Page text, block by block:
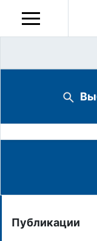
Публикации